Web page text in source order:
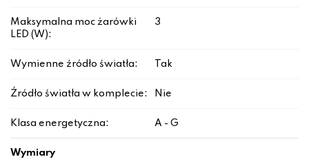
Maksymalna moc żarówki
LED (W):
3
Wymienne źródło światła: Tak
Źródło światła w komplecie: Nie
Klasa energetyczna: A - G
Wymiary